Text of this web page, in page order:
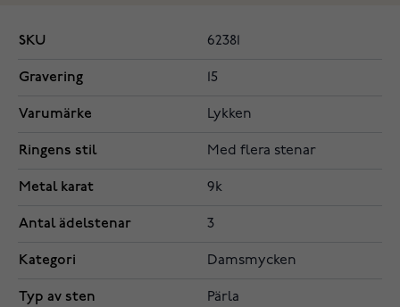
SKU 62381
Gravering 15
Varumärke Lykken
Ringens stil Med flera stenar
Metal karat 9k
Antal ädelstenar 3
Kategori Damsmycken
Typ av sten Pärla